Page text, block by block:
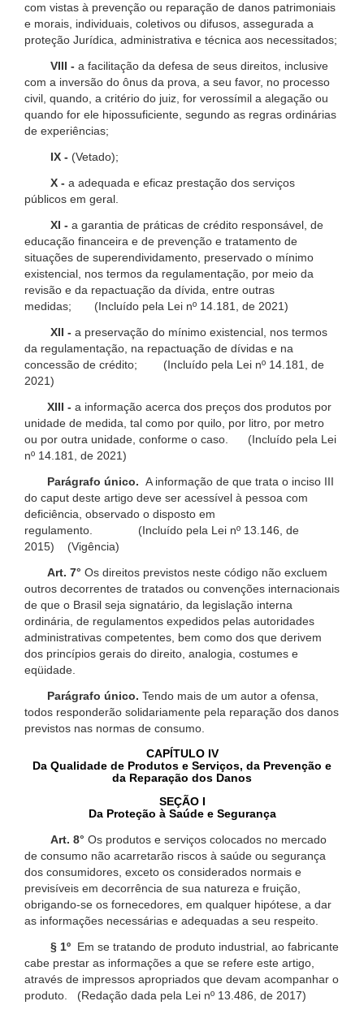
com vistas à prevenção ou reparação de danos patrimoniais
e morais, individuais, coletivos ou difusos, assegurada a
proteção Jurídica, administrativa e técnica aos necessitados;
VIII - a facilitação da defesa de seus direitos, inclusive
com a inversão do ônus da prova, a seu favor, no processo
civil, quando, a critério do juiz, for verossímil a alegação ou
quando for ele hipossuficiente, segundo as regras ordinárias
de experiências;
IX - (Vetado);
X - a adequada e eficaz prestação dos serviços
públicos em geral.
XI - a garantia de práticas de crédito responsável, de
educação financeira e de prevenção e tratamento de
situações de superendividamento, preservado o mínimo
existencial, nos termos da regulamentação, por meio da
revisão e da repactuação da dívida, entre outras
medidas; (Incluído pela Lei nº 14.181, de 2021)
XII - a preservação do mínimo existencial, nos termos
da regulamentação, na repactuação de dívidas e na
concessão de crédito; (Incluído pela Lei nº 14.181, de
2021)
XIII - a informação acerca dos preços dos produtos por
unidade de medida, tal como por quilo, por litro, por metro
ou por outra unidade, conforme o caso. (Incluído pela Lei
nº 14.181, de 2021)
Parágrafo único. A informação de que trata o inciso III
do caput deste artigo deve ser acessível à pessoa com
deficiência, observado o disposto em
regulamento. (Incluído pela Lei nº 13.146, de
2015) (Vigência)
Art. 7° Os direitos previstos neste código não excluem
outros decorrentes de tratados ou convenções internacionais
de que o Brasil seja signatário, da legislação interna
ordinária, de regulamentos expedidos pelas autoridades
administrativas competentes, bem como dos que derivem
dos princípios gerais do direito, analogia, costumes e
eqüidade.
Parágrafo único. Tendo mais de um autor a ofensa,
todos responderão solidariamente pela reparação dos danos
previstos nas normas de consumo.
CAPÍTULO IV
Da Qualidade de Produtos e Serviços, da Prevenção e
da Reparação dos Danos
SEÇÃO I
Da Proteção à Saúde e Segurança
Art. 8° Os produtos e serviços colocados no mercado
de consumo não acarretarão riscos à saúde ou segurança
dos consumidores, exceto os considerados normais e
previsíveis em decorrência de sua natureza e fruição,
obrigando-se os fornecedores, em qualquer hipótese, a dar
as informações necessárias e adequadas a seu respeito.
§ 1º Em se tratando de produto industrial, ao fabricante
cabe prestar as informações a que se refere este artigo,
através de impressos apropriados que devam acompanhar o
produto. (Redação dada pela Lei nº 13.486, de 2017)